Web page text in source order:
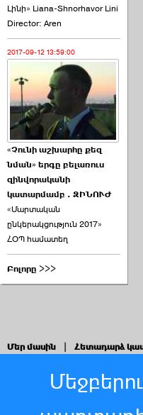
Լինի» Liana-Shnorhavor Lini
Director: Aren
2017-09-12 13:59:00
«Չունի աշխարհը քեզ
նման» երգը բելառուս
զինվորականի
կատարմամբ . ԶԻՆՈՒԺ
«Մարտական
ընկերակցություն 2017»
ՀՕՊ համատեղ
Բոլորը >>>
Մեր մասին Հետադարձ